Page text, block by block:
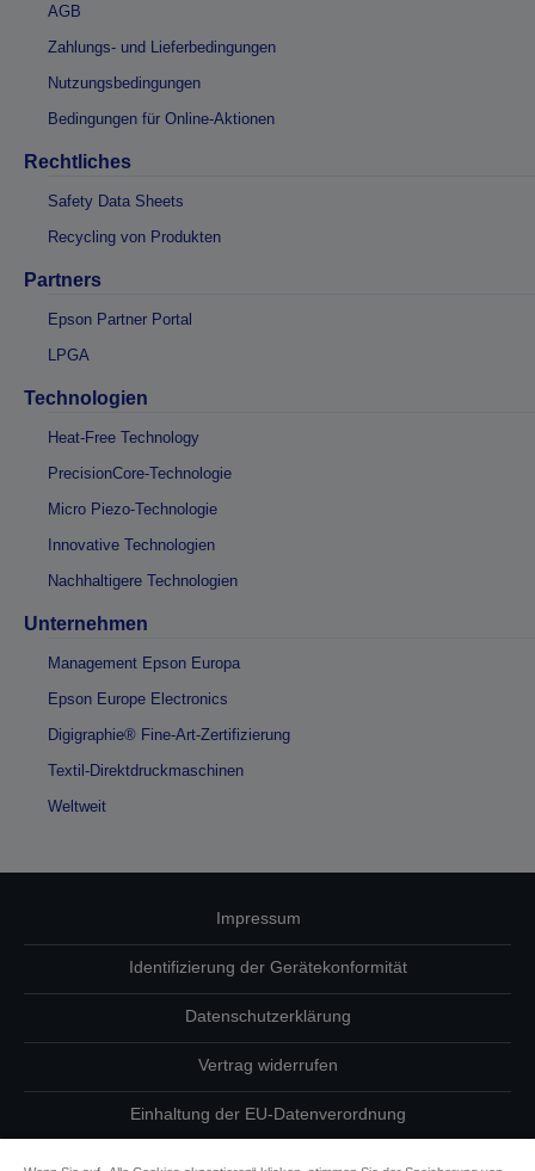
AGB
Zahlungs- und Lieferbedingungen
Nutzungsbedingungen
Bedingungen für Online-Aktionen
Rechtliches
Safety Data Sheets
Recycling von Produkten
Partners
Epson Partner Portal
LPGA
Technologien
Heat-Free Technology
PrecisionCore-Technologie
Micro Piezo-Technologie
Innovative Technologien
Nachhaltigere Technologien
Unternehmen
Management Epson Europa
Epson Europe Electronics
Digigraphie® Fine-Art-Zertifizierung
Textil-Direktdruckmaschinen
Weltweit
Impressum
Identifizierung der Gerätekonformität
Datenschutzerklärung
Vertrag widerrufen
Einhaltung der EU-Datenverordnung